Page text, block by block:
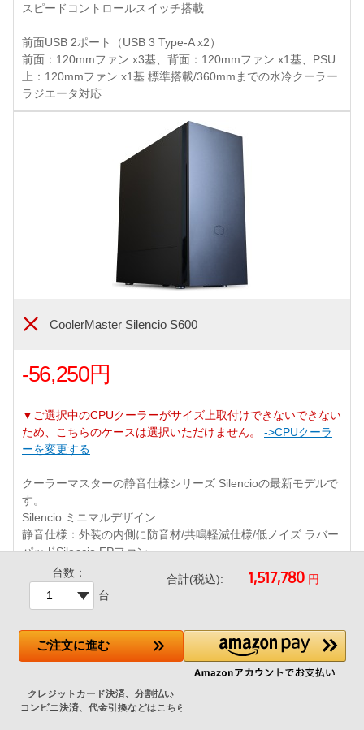
スピードコントロールスイッチ搭載
前面USB 2ポート（USB 3 Type-A x2）
前面：120mmファン x3基、背面：120mmファン x1基、PSU
上：120mmファン x1基 標準搭載/360mmまでの水冷クーラー
ラジエータ対応
CoolerMaster Silencio S600
-56,250円
▼ご選択中のCPUクーラーがサイズ上取付けできないできない
ため、こちらのケースは選択いただけません。 ->CPUクーラ
ーを変更する
クーラーマスターの静音仕様シリーズ Silencioの最新モデルで
す。
Silencio ミニマルデザイン
静音仕様：外装の内側に防音材/共鳴軽減仕様/低ノイズ ラバー
パッドSilencio FPファン
前面USB 2ポート（USB 3 Type-A x2）
前面120mmファン・背面120mmファン付属
防塵フィルター /280mmまでの水冷クーラーラジエータ対応
台数：
台
合計(税込): 円
ご注文に進む